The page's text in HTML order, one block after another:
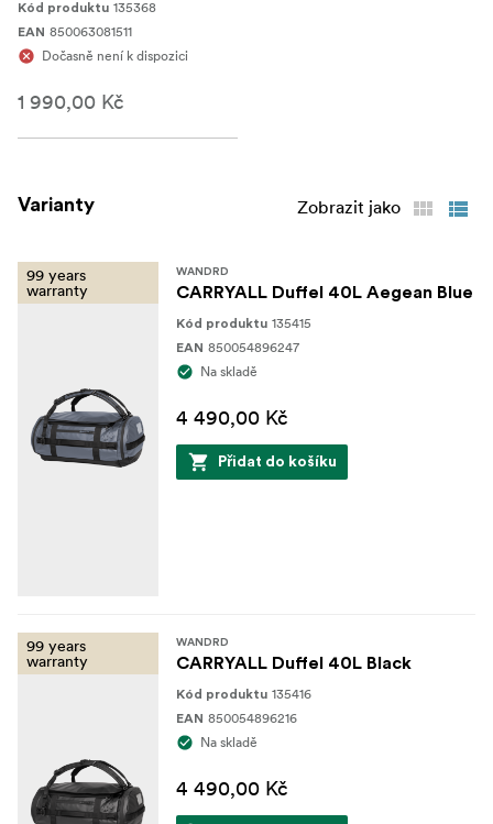
Kód produktu 135368
EAN 850063081511
Dočasně není k dispozici
1 990,00 Kč
Varianty Zobrazit jako
99 years
warranty
WANDRD
CARRYALL Duffel 40L Aegean Blue
Kód produktu 135415
EAN 850054896247
Na skladě
4 490,00 Kč
Přidat do košíku
99 years
warranty
WANDRD
CARRYALL Duffel 40L Black
Kód produktu 135416
EAN 850054896216
Na skladě
4 490,00 Kč